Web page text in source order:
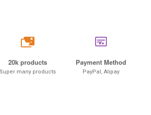
20k
20k products
Super many products
Payment Method
PayPal, Alipay